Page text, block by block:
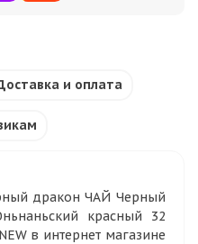
и оплата
дракон ЧАЙ Черный
красный 32
в интернет магазине